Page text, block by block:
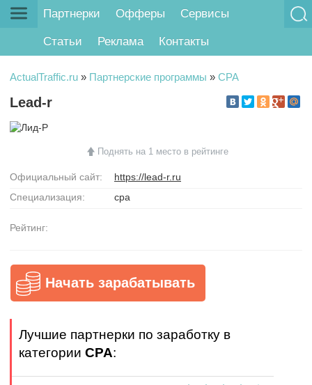
Партнерки Офферы Сервисы
Статьи Реклама Контакты
ActualTraffic.ru » Партнерские программы » CPA
Lead-r
Поднять на 1 место в рейтинге
Официальный сайт:
https://lead-r.ru
Специализация:
cpa
Рейтинг:
Начать зарабатывать
Лучшие партнерки по заработку в
категории CPA: